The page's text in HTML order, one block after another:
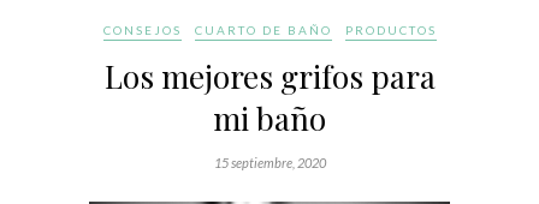
CONSEJOS CUARTO DE BAÑO PRODUCTOS
Los mejores grifos para
mi baño
15 septiembre, 2020